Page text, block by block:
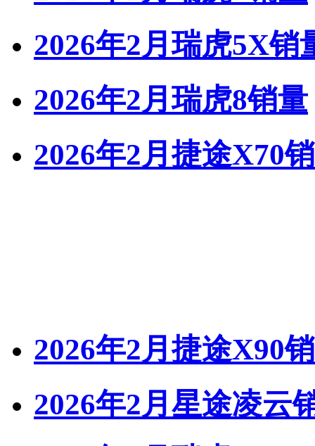
2026年2月瑞虎5X销
2026年2月瑞虎8销量
2026年2月捷途X70
2026年2月捷途X90
2026年2月星途凌云